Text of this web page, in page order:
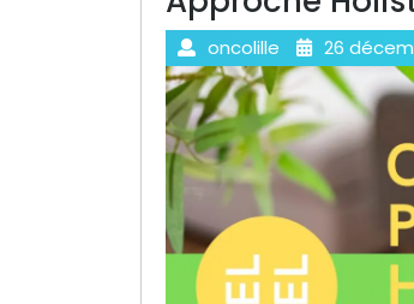
oncolille 26